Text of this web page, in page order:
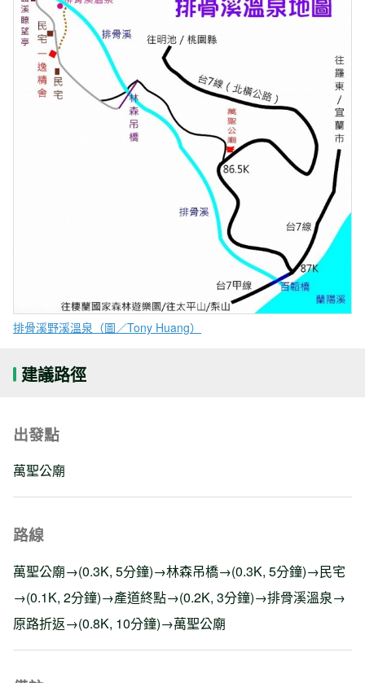
排骨溪野溪溫泉（圖／Tony Huang）
建議路徑
出發點
萬聖公廟
路線
萬聖公廟→(0.3K, 5分鐘)→林森吊橋→(0.3K, 5分鐘)→民宅
→(0.1K, 2分鐘)→產道終點→(0.2K, 3分鐘)→排骨溪溫泉→
原路折返→(0.8K, 10分鐘)→萬聖公廟